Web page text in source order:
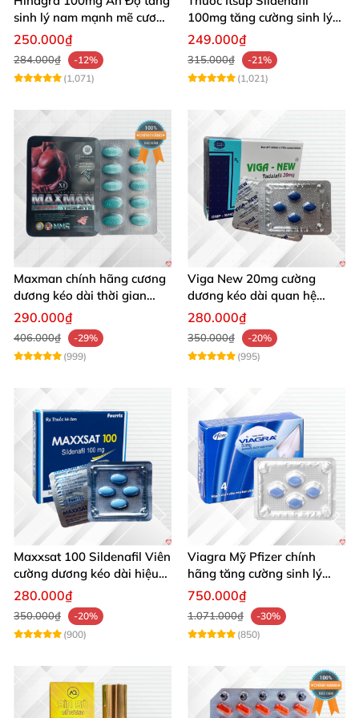
sinh lý nam mạnh mẽ cương
dương lâu
250.000₫
284.000₫
-12%
(1,071)
100mg tăng cường sinh lý
kéo dài thời gian cho nam
249.000₫
315.000₫
-21%
(1,021)
Maxman chính hãng cương
dương kéo dài thời gian
chống xuất tinh sớm hộp 10
290.000₫
406.000₫
-29%
(999)
Viga New 20mg cường
dương kéo dài quan hệ
chống xuất tinh sớm hộp 4
280.000₫
350.000₫
-20%
(995)
Maxxsat 100 Sildenafil Viên
cường dương kéo dài hiệu
quả nam giới
280.000₫
350.000₫
-20%
(900)
Viagra Mỹ Pfizer chính
hãng tăng cường sinh lý
nam, kéo dài hiệu quả
750.000₫
1.071.000₫
-30%
(850)